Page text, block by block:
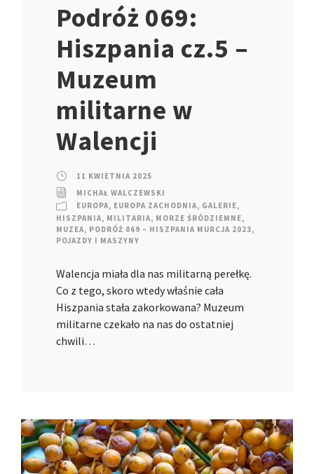
Podróż 069:
Hiszpania cz.5 –
Muzeum
militarne w
Walencji
11 KWIETNIA 2025
MICHAŁ WALCZEWSKI
EUROPA, EUROPA ZACHODNIA, GALERIE,
HISZPANIA, MILITARIA, MORZE ŚRÓDZIEMNE,
MUZEA, PODRÓŻ 069 – HISZPANIA MURCJA 2023,
POJAZDY I MASZYNY
Walencja miała dla nas militarną perełkę.
Co z tego, skoro wtedy właśnie cała
Hiszpania stała zakorkowana? Muzeum
militarne czekało na nas do ostatniej
chwili…